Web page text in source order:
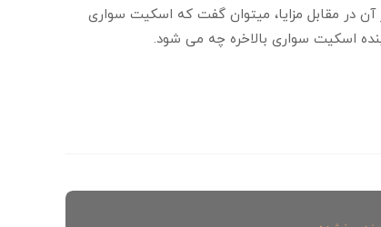
در مقابل مزایا، میتوان گفت که اسکیت سواری
اسکیت سواری بالاخره چه می شود.